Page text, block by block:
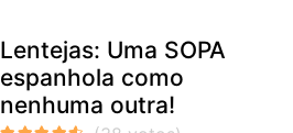
Lentejas: Uma SOPA
espanhola como
nenhuma outra!